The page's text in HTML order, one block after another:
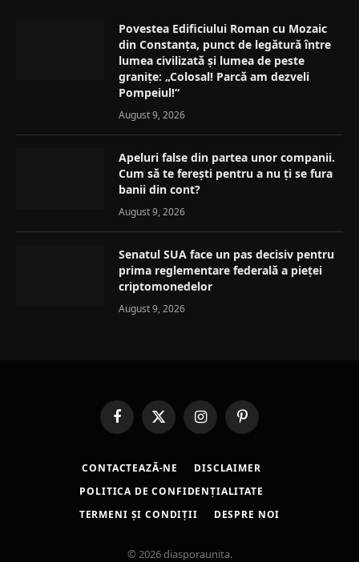
Povestea Edificiului Roman cu Mozaic
din Constanța, punct de legătură între
lumea civilizată și lumea de peste
granițe: „Colosal! Parcă am dezveli
Pompeiul!“
August 9, 2026
Apeluri false din partea unor companii.
Cum să te ferești pentru a nu ți se fura
banii din cont?
August 9, 2026
Senatul SUA face un pas decisiv pentru
prima reglementare federală a pieței
criptomonedelor
August 9, 2026
FacebookX
(Twitter)
InstagramPinterest
CONTACTEAZĂ-NE
DISCLAIMER
POLITICA DE CONFIDENȚIALITATE
TERMENI ȘI CONDIȚII
DESPRE NOI
© 2026 diasporaunita.